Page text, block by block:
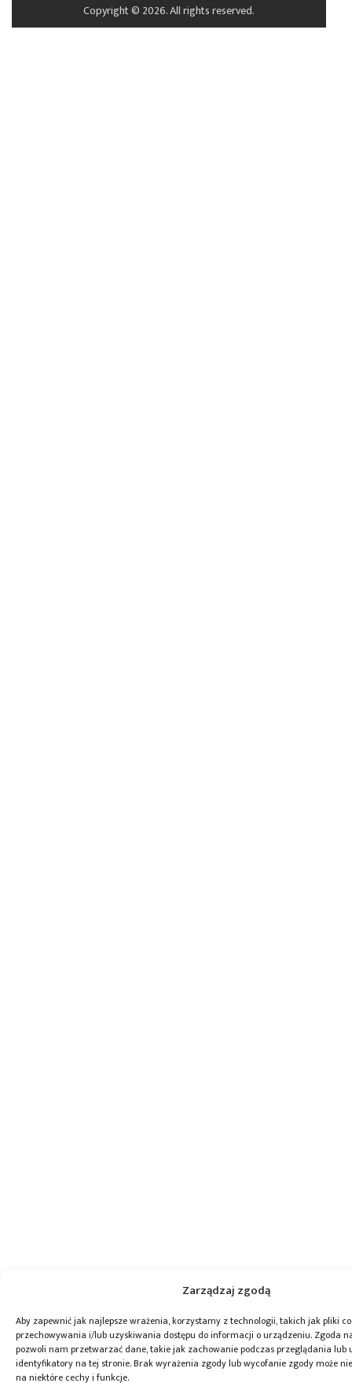
Zarządzaj zgodą
Aby zapewnić jak najlepsze wrażenia, korzystamy z technologii, takich jak pliki
przechowywania i/lub uzyskiwania dostępu do informacji o urządzeniu. Zgoda
pozwoli nam przetwarzać dane, takie jak zachowanie podczas przeglądania lub
identyfikatory na tej stronie. Brak wyrażenia zgody lub wycofanie zgody może
na niektóre cechy i funkcje.
Copyright © 2026. All rights reserved.